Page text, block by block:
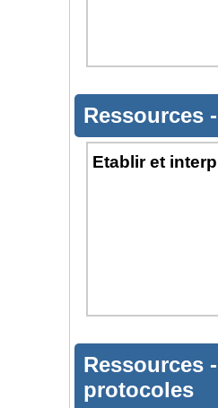
Ressources -
Etablir et
Ressources -
protocoles